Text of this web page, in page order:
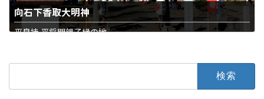
向石下香取大明神
平良持 平将門親子縁の地